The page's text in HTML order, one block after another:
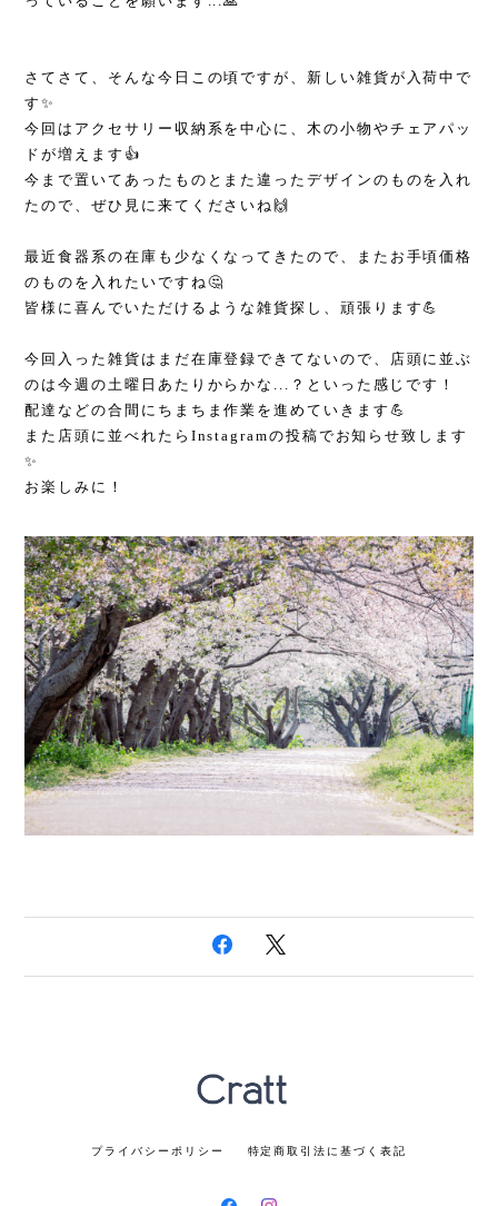
さてさて、そんな今日この頃ですが、新しい雑貨が入荷中で
す✨
今回はアクセサリー収納系を中心に、木の小物やチェアパッ
ドが増えます👍
今まで置いてあったものとまた違ったデザインのものを入れ
たので、ぜひ見に来てくださいね🙌
最近食器系の在庫も少なくなってきたので、またお手頃価格
のものを入れたいですね🤔
皆様に喜んでいただけるような雑貨探し、頑張ります💪
今回入った雑貨はまだ在庫登録できてないので、店頭に並ぶ
のは今週の土曜日あたりからかな...？といった感じです！
配達などの合間にちまちま作業を進めていきます💪
また店頭に並べれたらInstagramの投稿でお知らせ致します
✨
お楽しみに！
プライバシーポリシー 特定商取引法に基づく表記